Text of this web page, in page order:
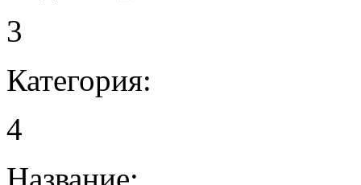
3
Категория:
4
Название: